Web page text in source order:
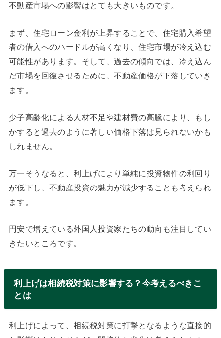
不動産市場への影響はとても大きいものです。
まず、住宅ローン金利が上昇することで、住宅購入希望
者の借入へのハードルが高くなり、住宅市場が冷え込む
可能性があります。そして、過去の傾向では、冷え込ん
だ市場を回復させるために、不動産価格が下落していき
ます。
少子高齢化による人材不足や建材費の高騰により、もし
かすると過去のように著しい価格下落は見られないかも
しれません。
万一そうなると、利上げにより単純に投資物件の利回り
が低下し、不動産投資の魅力が減少することも考えられ
ます。
円安で増えている外国人投資家たちの動向も注目してい
きたいところです。
利上げは相続税対策に影響する？今考えるべきこ
とは
利上げによって、相続税対策に打撃となるような直接的